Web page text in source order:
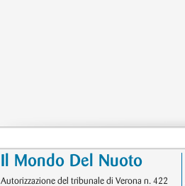
Il Mondo Del Nuoto
Autorizzazione del tribunale di Verona n. 422